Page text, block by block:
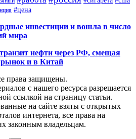
#цена
инвестиции и вошла в число
мира
нефти через РФ, смещая
рынок и в Китай
права защищены.
с нашего ресурса разрешается
ссылкой на страницу статьи.
на сайте взяты с открытых
интернета, все права на
законным владельцам.